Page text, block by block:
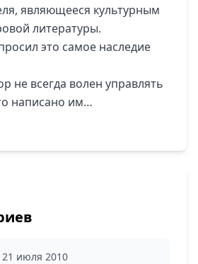
являющееся культурным
литературы.
это самое наследие
не всегда волен управлять
написано им…
21 июля 2010